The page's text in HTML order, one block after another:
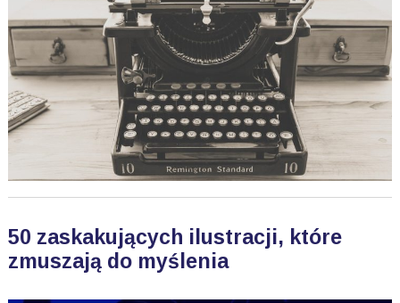
50 zaskakujących ilustracji, które
zmuszają do myślenia